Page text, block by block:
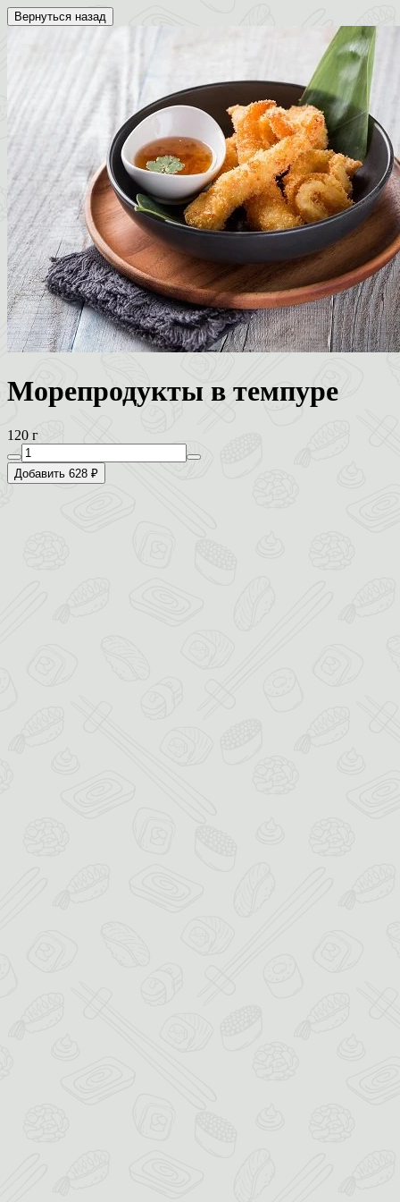
Вернуться назад
Морепродукты в темпуре
120 г
Добавить 628 ₽